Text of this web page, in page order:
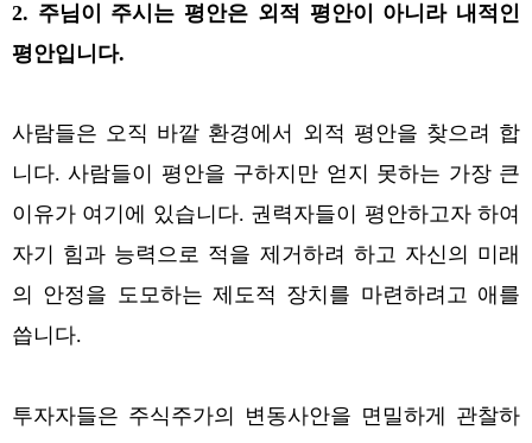
2. 주님이 주시는 평안은 외적 평안이 아니라 내적인
평안입니다.
사람들은 오직 바깥 환경에서 외적 평안을 찾으려 합
니다. 사람들이 평안을 구하지만 얻지 못하는 가장 큰
이유가 여기에 있습니다. 권력자들이 평안하고자 하여
자기 힘과 능력으로 적을 제거하려 하고 자신의 미래
의 안정을 도모하는 제도적 장치를 마련하려고 애를
씁니다.
투자자들은 주식주가의 변동사안을 면밀하게 관찰하